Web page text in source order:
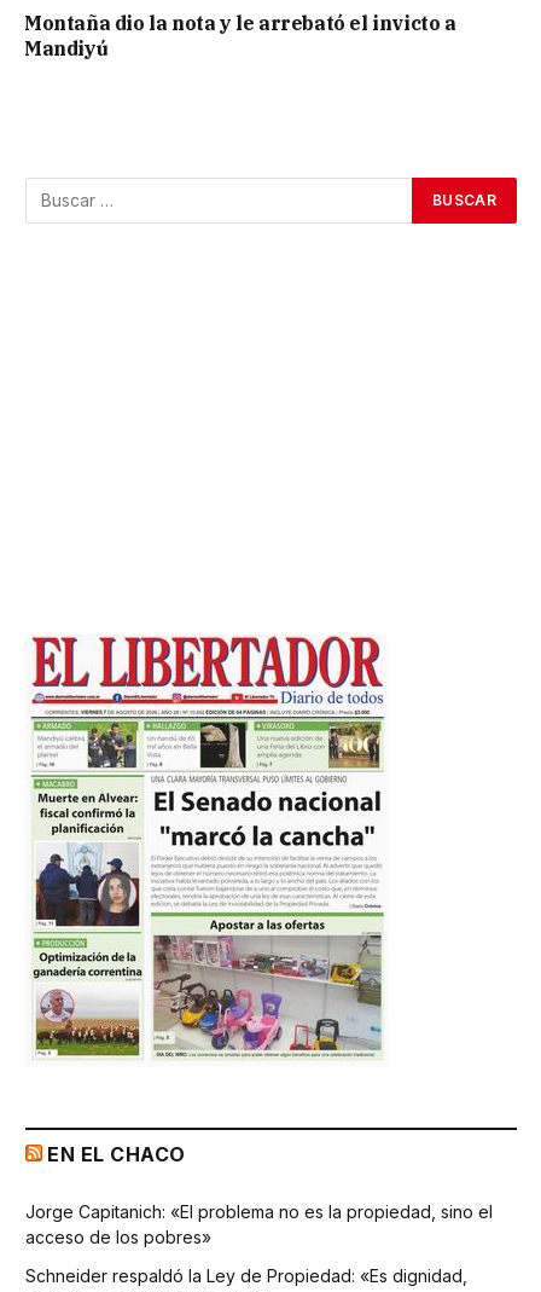
Montaña dio la nota y le arrebató el invicto a
Mandiyú
EN EL CHACO
Jorge Capitanich: «El problema no es la propiedad, sino el
acceso de los pobres»
Schneider respaldó la Ley de Propiedad: «Es dignidad,